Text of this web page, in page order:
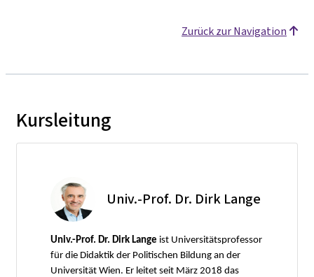
Zurück zur Navigation
Kursleitung
Univ.-Prof. Dr. Dirk Lange
Univ.-Prof. Dr. Dirk Lange ist Universitätsprofessor
für die Didaktik der Politischen Bildung an der
Universität Wien. Er leitet seit März 2018 das